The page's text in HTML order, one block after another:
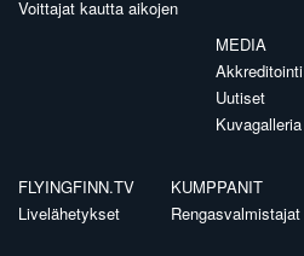
Voittajat kautta aikojen
MEDIA
Akkreditointi
Uutiset
Kuvagalleria
FLYINGFINN.TV
Livelähetykset
KUMPPANIT
Rengasvalmistajat